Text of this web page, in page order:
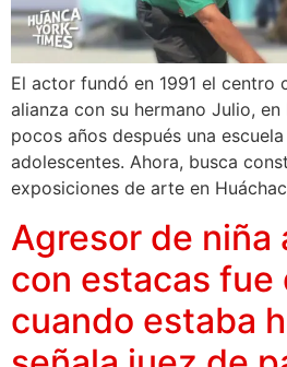
El actor fundó en 1991 el centro
alianza con su hermano Julio,
pocos años después una
adolescentes. Ahora, busca
exposiciones de arte en
Agresor de niña
con estacas fue
cuando estaba